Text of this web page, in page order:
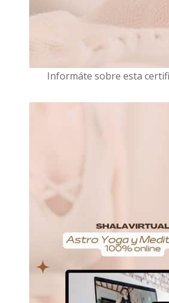
Informáte sobre esta